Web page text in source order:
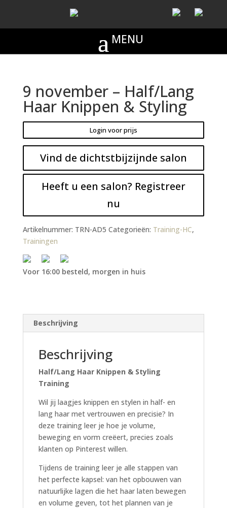
9 november – Half/Lang
Haar Knippen & Styling
Login voor prijs
Vind de dichtstbijzijnde salon
Heeft u een salon? Registreer
nu
Artikelnummer: TRN-AD5 Categorieën: Training-HC,
Trainingen
Voor 16:00 besteld, morgen in huis
Beschrijving
Beschrijving
Half/Lang Haar Knippen & Styling
Training
Wil jij laagjes knippen en stylen in half- en
lang haar met vertrouwen en precisie? In
deze training leer je hoe je volume,
beweging en vorm creëert, precies zoals
klanten op Pinterest willen.
Tijdens de training leer je alle stappen van
het perfecte kapsel: van het opbouwen van
natuurlijke lagen die het haar laten bewegen
en volume geven, tot het plannen van je